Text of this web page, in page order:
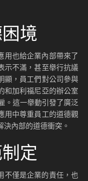
境
用也給企業內部帶來了
示不滿，甚至舉行抗議
顯，員工們對公司參與
和加利福尼亞的辦公室
。這一舉動引發了廣泛
用中尊重員工的道德觀
內部的道德衝突。
定
不僅是企業的責任，也